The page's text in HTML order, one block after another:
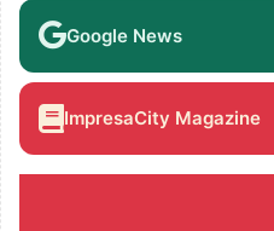
Google News
ImpresaCity Magazine